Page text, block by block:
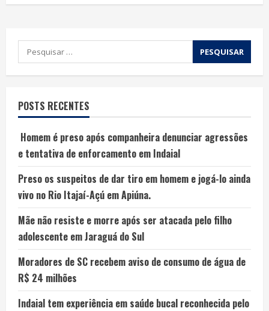
POSTS RECENTES
Homem é preso após companheira denunciar agressões
e tentativa de enforcamento em Indaial
Preso os suspeitos de dar tiro em homem e jogá-lo ainda
vivo no Rio Itajaí-Açú em Apiúna.
Mãe não resiste e morre após ser atacada pelo filho
adolescente em Jaraguá do Sul
Moradores de SC recebem aviso de consumo de água de
R$ 24 milhões
Indaial tem experiência em saúde bucal reconhecida pelo